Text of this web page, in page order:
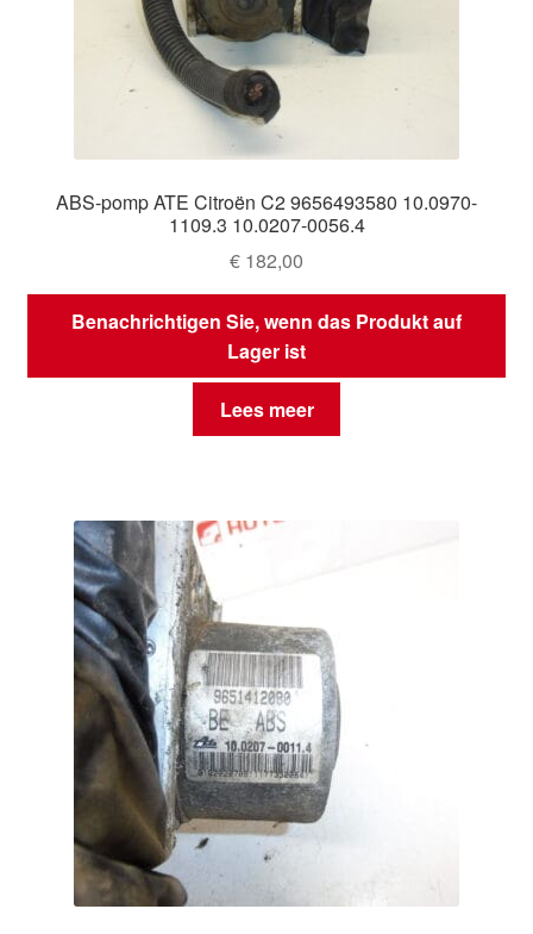
ABS-pomp ATE Citroën C2 9656493580 10.0970-
1109.3 10.0207-0056.4
€ 182,00
Benachrichtigen Sie, wenn das Produkt auf
Lager ist
Lees meer